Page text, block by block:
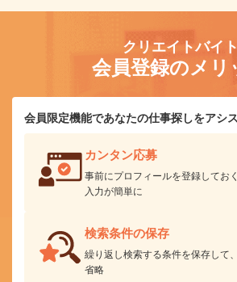
クリエイトバイト
会員登録のメリ
会員限定機能であなたの仕事探しをアシ
カンタン応募
事前にプロフィールを登録してお
入力が簡単に
検索条件の保存
繰り返し検索する条件を保存して
省略